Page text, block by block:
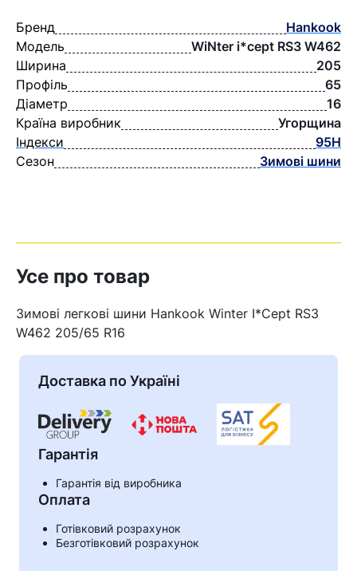
Кошик
У кошику немає товарів.
Бренд
Hankook
Модель
WiNter i*cept RS3 W462
Ширина
205
Профіль
65
Діаметр
16
Країна виробник
Угорщина
Індекси
95H
Сезон
Зимові шини
Усе про товар
Зимові легкові шини Hankook Winter I*Cept RS3
W462 205/65 R16
Доставка по Україні
Гарантія
Гарантія від виробника
Оплата
Готівковий розрахунок
Безготівковий розрахунок